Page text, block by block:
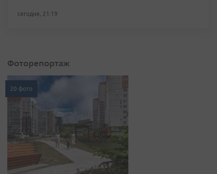
сегодня, 21:19
Фоторепортаж
20 фото